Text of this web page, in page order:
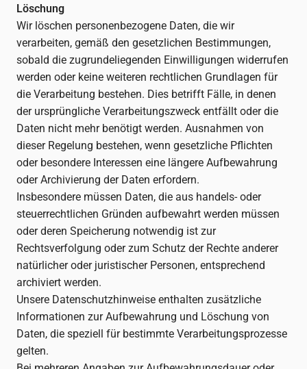
Löschung
Wir löschen personenbezogene Daten, die wir
verarbeiten, gemäß den gesetzlichen Bestimmungen,
sobald die zugrundeliegenden Einwilligungen widerrufen
werden oder keine weiteren rechtlichen Grundlagen für
die Verarbeitung bestehen. Dies betrifft Fälle, in denen
der ursprüngliche Verarbeitungszweck entfällt oder die
Daten nicht mehr benötigt werden. Ausnahmen von
dieser Regelung bestehen, wenn gesetzliche Pflichten
oder besondere Interessen eine längere Aufbewahrung
oder Archivierung der Daten erfordern.
Insbesondere müssen Daten, die aus handels- oder
steuerrechtlichen Gründen aufbewahrt werden müssen
oder deren Speicherung notwendig ist zur
Rechtsverfolgung oder zum Schutz der Rechte anderer
natürlicher oder juristischer Personen, entsprechend
archiviert werden.
Unsere Datenschutzhinweise enthalten zusätzliche
Informationen zur Aufbewahrung und Löschung von
Daten, die speziell für bestimmte Verarbeitungsprozesse
gelten.